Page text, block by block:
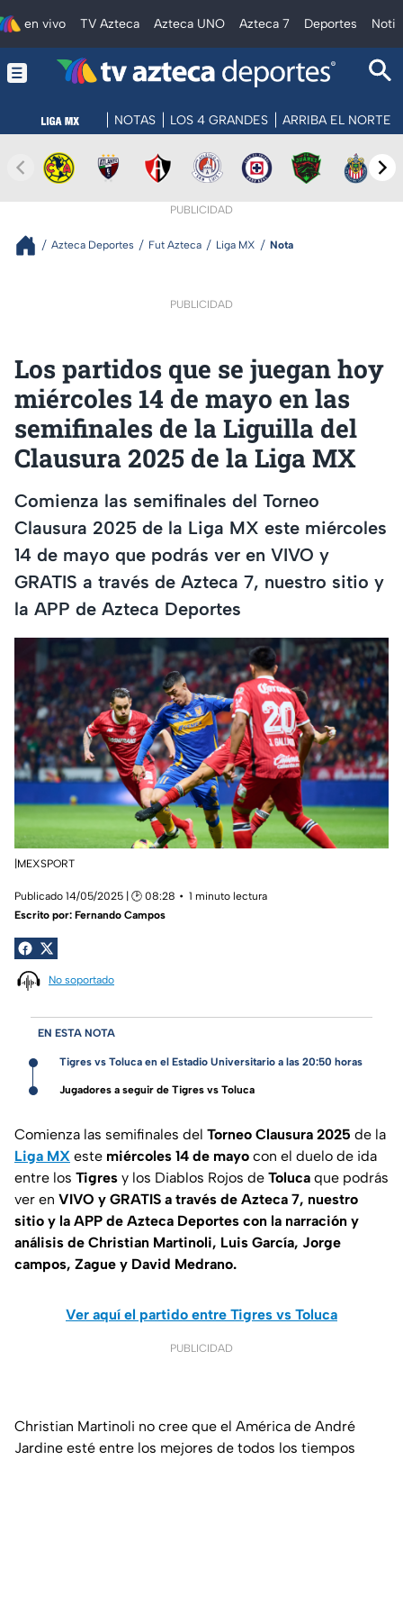
en vivo TV Azteca Azteca UNO Azteca 7 Deportes
NOTAS LOS 4 GRANDES ARRIBA EL NORTE
PUBLICIDAD
Azteca Deportes Fut Azteca Liga MX Nota
PUBLICIDAD
Los partidos que se juegan hoy
miércoles 14 de mayo en las
semifinales de la Liguilla del
Clausura 2025 de la Liga MX
Comienza las semifinales del Torneo
Clausura 2025 de la Liga MX este miércoles
14 de mayo que podrás ver en VIVO y
GRATIS a través de Azteca 7, nuestro sitio y
la APP de Azteca Deportes
|MEXSPORT
Publicado 14/05/2025 | 🕑 08:28
1 minuto lectura
Escrito por: Fernando Campos
No soportado
EN ESTA NOTA
Tigres vs Toluca en el Estadio Universitario a las 20:50 horas
Jugadores a seguir de Tigres vs Toluca
Comienza las semifinales del Torneo Clausura 2025 de la
Liga MX este miércoles 14 de mayo con el duelo de ida
entre los Tigres y los Diablos Rojos de Toluca que podrás
ver en VIVO y GRATIS a través de Azteca 7, nuestro
sitio y la APP de Azteca Deportes con la narración y
análisis de Christian Martinoli, Luis García, Jorge
campos, Zague y David Medrano.
Ver aquí el partido entre Tigres vs Toluca
PUBLICIDAD
Christian Martinoli no cree que el América de André
Jardine esté entre los mejores de todos los tiempos